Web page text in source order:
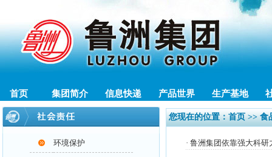
首页 集团简介 信息快递 产品世界 生产基地
环境保护
您现在的位置：首页>> 食
· 鲁洲集团依靠强大科